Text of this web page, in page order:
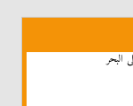
البحر